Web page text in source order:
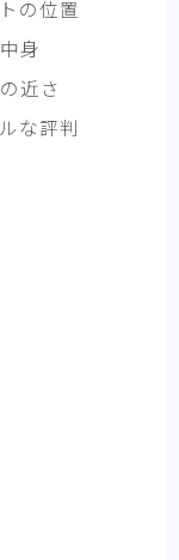
の位置
身
近さ
な評判